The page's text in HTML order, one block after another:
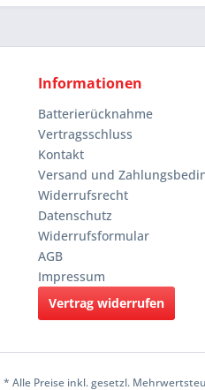
Informationen
Batterierücknahme
Vertragsschluss
Kontakt
Versand und
Widerrufsrecht
Datenschutz
Widerrufsformular
AGB
Impressum
Vertrag widerrufen
* Alle Preise inkl. gesetzl.